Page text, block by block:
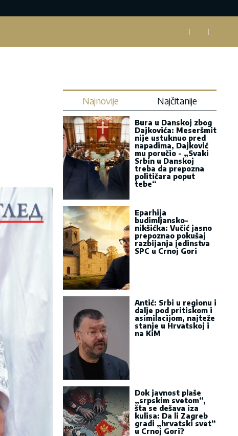
Najnovije Najčitanije
Bura u Danskoj zbog
Dajkovića: Meseršmit
nije ustuknuo pred
napadima, Dajković
mu poručio - „Svaki
Srbin u Danskoj
treba da prepozna
političara poput
tebe“
Eparhija
budimljansko-
nikšićka: Vučić jasno
prepoznao pokušaj
razbijanja jedinstva
SPC u Crnoj Gori
Antić: Srbi u regionu i
dalje pod pritiskom i
asimilacijom, najteže
stanje u Hrvatskoj i
na KiM
Dok javnost plaše
„srpskim svetom“,
šta se dešava iza
kulisa: Da li Zagreb
gradi „hrvatski svet“
u Crnoj Gori?